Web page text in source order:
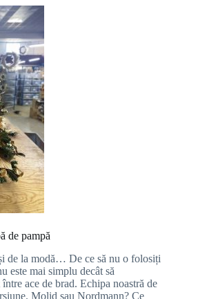
de pampă
de la modă… De ce să nu o folosiți
este mai simplu decât să
ace de brad. Echipa noastră de
Molid sau Nordmann? Ce